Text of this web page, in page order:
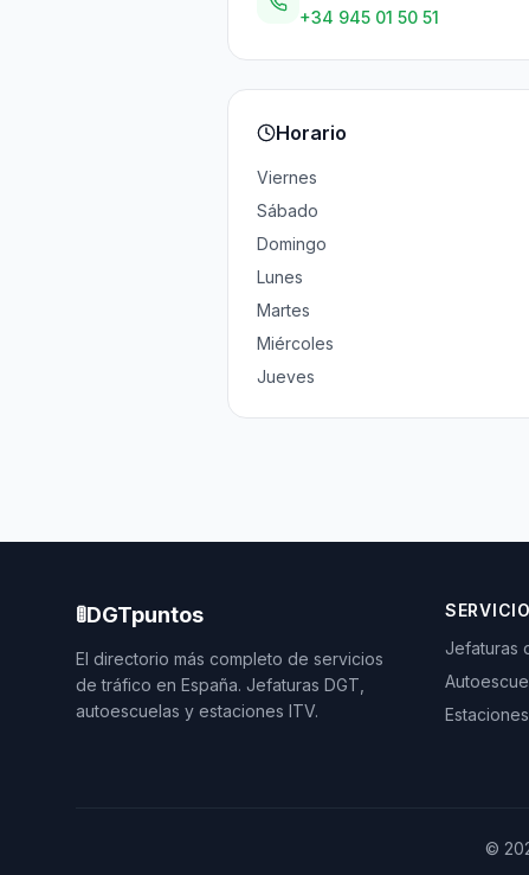
+34 945 01 50 51
Horario
Viernes
Sábado
Domingo
Lunes
Martes
Miércoles
Jueves
🚦DGTpuntos
El directorio más completo de servicios
de tráfico en España. Jefaturas DGT,
autoescuelas y estaciones ITV.
Jefaturas
©